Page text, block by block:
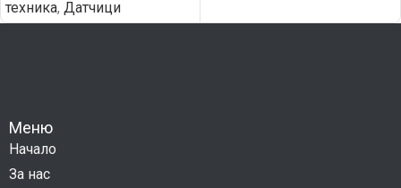
техника, Датчици
Меню
Начало
За нас